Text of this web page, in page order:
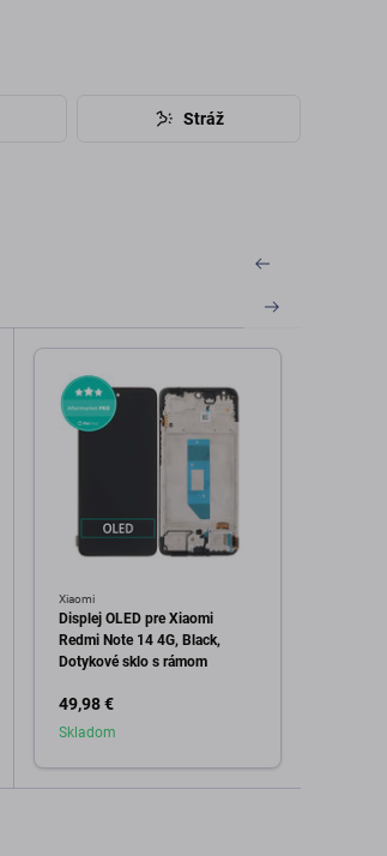
Stráž
Xiaomi
Displej OLED pre Xiaomi
Redmi Note 14 4G, Black,
Dotykové sklo s rámom
49,98 €
Skladom